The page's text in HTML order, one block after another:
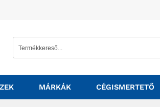
MÁRKÁK CÉGISMERTETŐ